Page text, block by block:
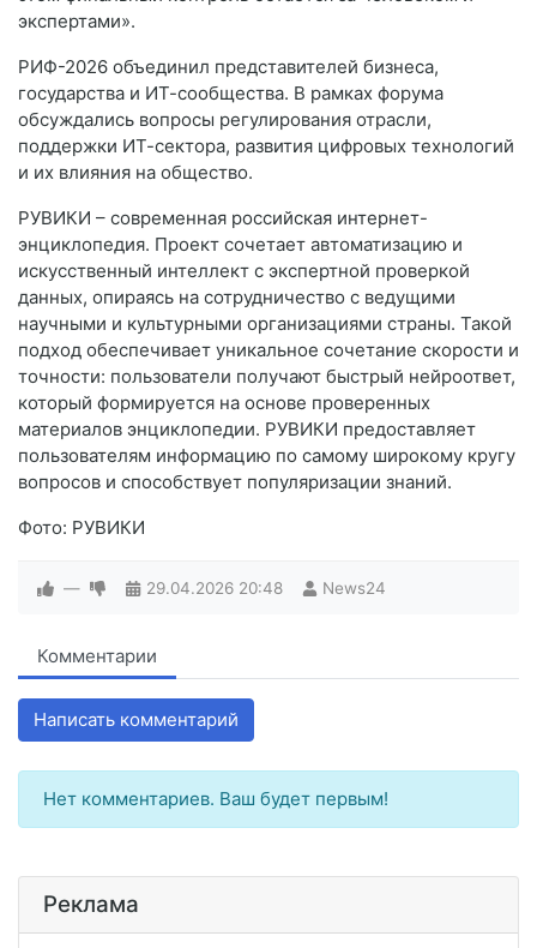
экспертами».
РИФ-2026 объединил представителей бизнеса,
государства и ИТ-сообщества. В рамках форума
обсуждались вопросы регулирования отрасли,
поддержки ИТ-сектора, развития цифровых технологий
и их влияния на общество.
РУВИКИ – современная российская интернет-
энциклопедия. Проект сочетает автоматизацию и
искусственный интеллект с экспертной проверкой
данных, опираясь на сотрудничество с ведущими
научными и культурными организациями страны. Такой
подход обеспечивает уникальное сочетание скорости и
точности: пользователи получают быстрый нейроответ,
который формируется на основе проверенных
материалов энциклопедии. РУВИКИ предоставляет
пользователям информацию по самому широкому кругу
вопросов и способствует популяризации знаний.
Фото: РУВИКИ
— 29.04.2026 20:48 News24
Комментарии
Написать комментарий
Нет комментариев. Ваш будет первым!
Реклама